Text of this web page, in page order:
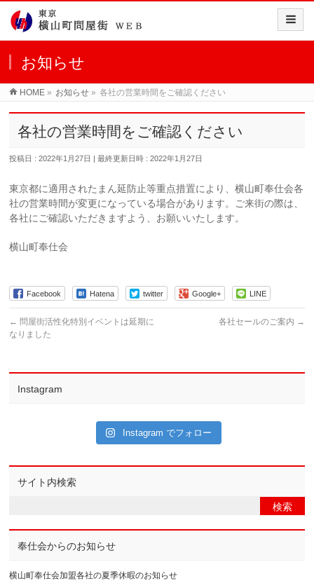
お知らせ
HOME » お知らせ » 各社の営業時間をご確認ください
各社の営業時間をご確認ください
投稿日 : 2022年1月27日 最終更新日時 : 2022年1月27日
東京都に適用されたまん延防止等重点措置により、横山町奉仕会各
社の営業時間が変更になっている場合があります。ご来街の際は、
各社にご確認いただきますよう、お願いいたします。
横山町奉仕会
Facebook Hatena twitter Google+ LINE
← 問屋街活性化特別イベントは延期に
なりました
各社セールのご案内 →
Instagram
Instagram でフォロー
サイト内検索
奉仕会からのお知らせ
横山町奉仕会加盟各社の夏季休暇のお知らせ